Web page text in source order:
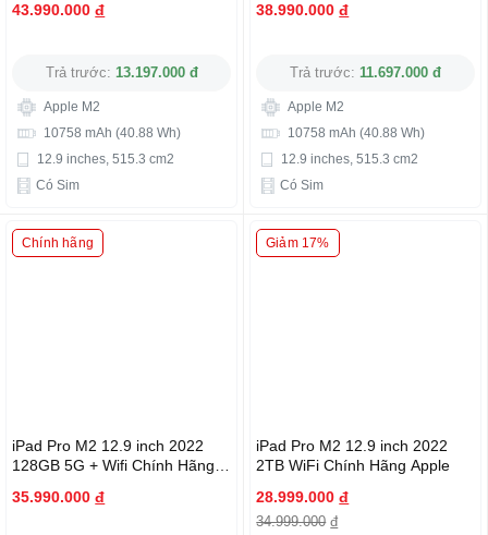
43.990.000 đ
Trả trước: 13.197.000 đ
Apple M2
10758 mAh (40.88 Wh)
12.9 inches, 515.3 cm2
Có Sim
38.990.000 đ
Trả trước: 11.697.000 đ
Apple M2
10758 mAh (40.88 Wh)
12.9 inches, 515.3 cm2
Có Sim
Chính hãng
iPad Pro M2 12.9 inch 2022
128GB 5G + Wifi Chính Hãng
35.990.000 đ
Giảm 17%
iPad Pro M2 12.9 inch 2022
2TB WiFi Chính Hãng Apple
28.999.000 đ
34.999.000 đ